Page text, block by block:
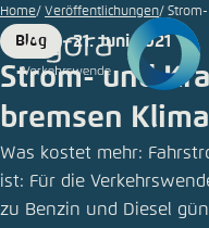
Zum
Hauptinhalt
gehen
Home Veröffentlichungen
Format
Blog
Date
21. Juni 2021
Strom- und
bremsen
Was kostet mehr:
ist: Für die
zu Benzin und Diesel
©
AdobeStock_banglds
Login
Melden Sie sich an um
Sprache
Englisch
Agora Think Tanks
Erscheinungsbild
Diese Webseite passt
auf Ihren Einstellungen
Close